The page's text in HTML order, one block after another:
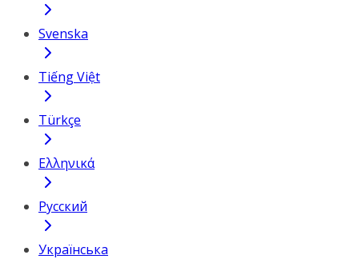
Svenska
Tiếng Việt
Türkçe
Ελληνικά
Русский
Українська